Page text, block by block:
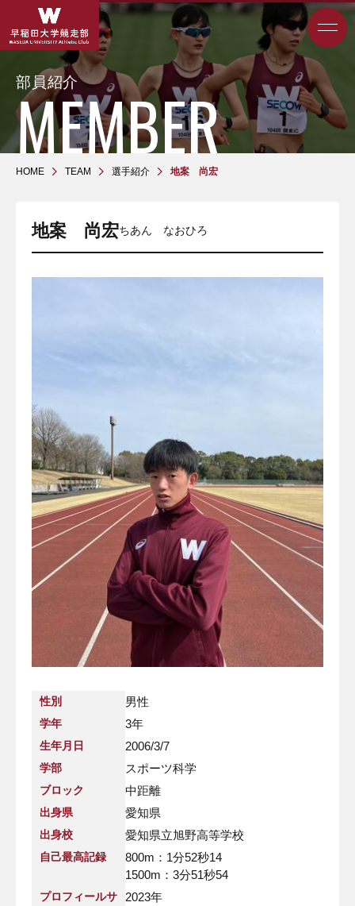
部員紹介
HOME TEAM 選手紹介 地案 尚宏
地案 尚宏ちあん なおひろ
性別 男性
学年 3年
生年月日 2006/3/7
学部 スポーツ科学
ブロック 中距離
出身県 愛知県
出身校 愛知県立旭野高等学校
自己最高記録
800m：1分52秒14
1500m：3分51秒54
プロフィールサ
2023年